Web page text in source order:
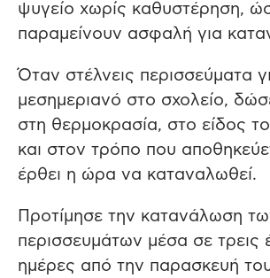
ψυγείο χωρίς καθυστέρηση,
παραμείνουν ασφαλή για
Όταν στέλνεις περισσεύματα
μεσημεριανό στο σχολείο,
στη θερμοκρασία, στο είδος
και στον τρόπο που
έρθει η ώρα να καταναλωθεί.
Προτίμησε την κατανάλωση
περισσευμάτων μέσα σε τρεις
ημέρες από την παρασκευή